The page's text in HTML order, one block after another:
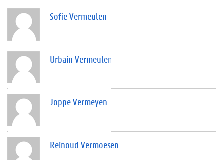
Sofie Vermeulen
Urbain Vermeulen
Joppe Vermeyen
Reinoud Vermoesen